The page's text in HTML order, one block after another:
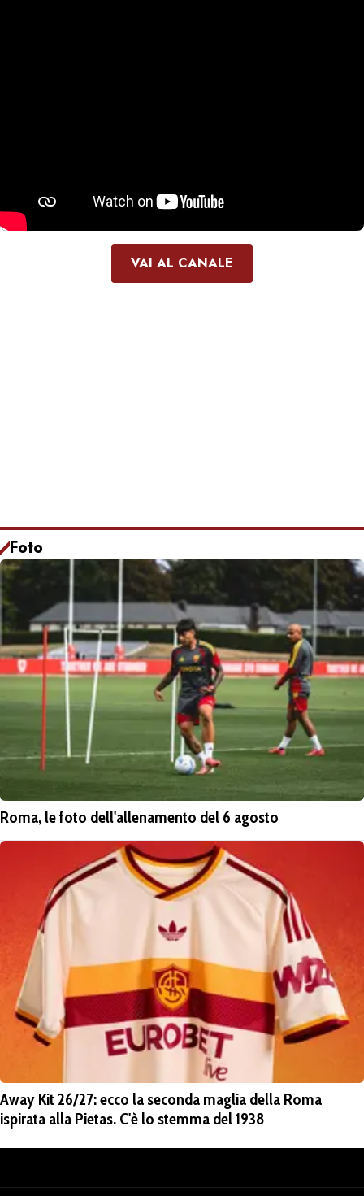
VAI AL CANALE
Foto
Roma, le foto dell'allenamento del 6 agosto
Away Kit 26/27: ecco la seconda maglia della Roma
ispirata alla Pietas. C'è lo stemma del 1938